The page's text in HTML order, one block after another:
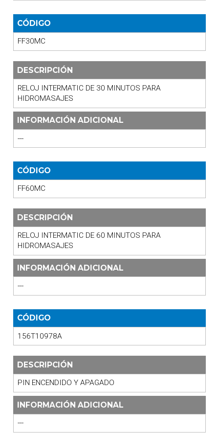
CÓDIGO
FF30MC
DESCRIPCIÓN
RELOJ INTERMATIC DE 30 MINUTOS PARA
HIDROMASAJES
INFORMACIÓN ADICIONAL
---
CÓDIGO
FF60MC
DESCRIPCIÓN
RELOJ INTERMATIC DE 60 MINUTOS PARA
HIDROMASAJES
INFORMACIÓN ADICIONAL
---
CÓDIGO
156T10978A
DESCRIPCIÓN
PIN ENCENDIDO Y APAGADO
INFORMACIÓN ADICIONAL
---